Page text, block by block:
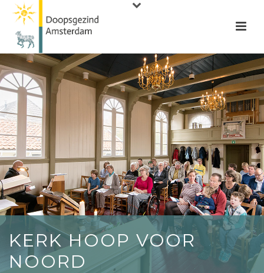
KERK HOOP VOOR
NOORD